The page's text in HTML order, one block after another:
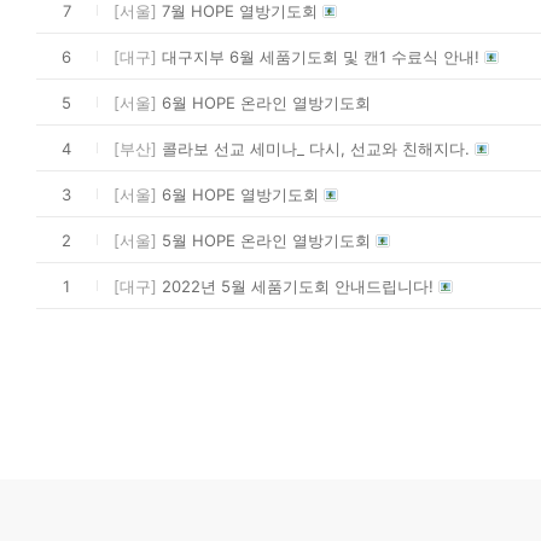
7 [서울] 7월 HOPE 열방기도회
6 [대구] 대구지부 6월 세품기도회 및 캔1 수료식 안내!
5 [서울] 6월 HOPE 온라인 열방기도회
4 [부산] 콜라보 선교 세미나_ 다시, 선교와 친해지다.
3 [서울] 6월 HOPE 열방기도회
2 [서울] 5월 HOPE 온라인 열방기도회
1 [대구] 2022년 5월 세품기도회 안내드립니다!